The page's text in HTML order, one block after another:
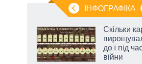
ІНФОГРАФІКА
Скільки
до і під
війни